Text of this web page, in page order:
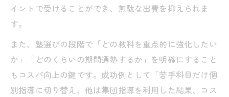
イントで受けることができ、無駄な出費を抑えられま
す。
また、塾選びの段階で「どの教科を重点的に強化したい
か」「どのくらいの期間通塾するか」を明確にすること
もコスパ向上の鍵です。成功例として「苦手科目だけ個
別指導に切り替え、他は集団指導を利用した結果、コス